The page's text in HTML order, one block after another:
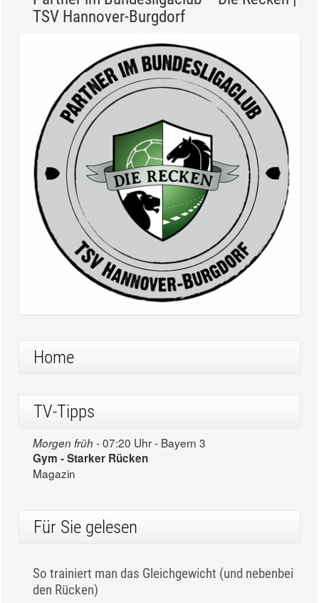
TSV Hannover-Burgdorf
Home
TV-Tipps
Morgen früh -07:20 Uhr - Bayern 3
Gym - Starker Rücken
Magazin
Für Sie gelesen
So trainiert man das Gleichgewicht (und nebenbei
den Rücken)